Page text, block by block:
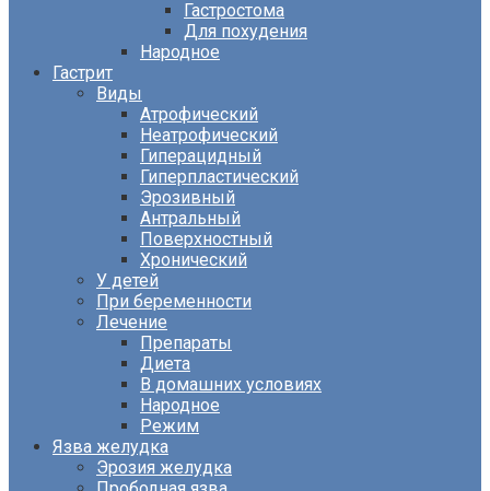
Гастростома
Для похудения
Народное
Гастрит
Виды
Атрофический
Неатрофический
Гиперацидный
Гиперпластический
Эрозивный
Антральный
Поверхностный
Хронический
У детей
При беременности
Лечение
Препараты
Диета
В домашних условиях
Народное
Режим
Язва желудка
Эрозия желудка